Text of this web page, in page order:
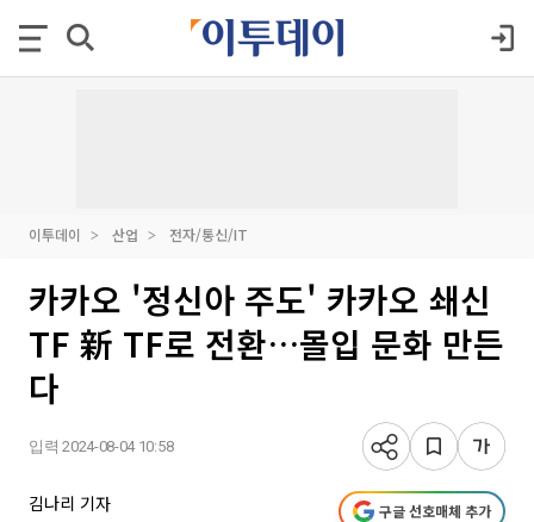
이투데이 산업 전자/통신/IT
카카오 '정신아 주도' 카카오 쇄신
TF 新 TF로 전환…몰입 문화 만든
다
입력 2024-08-04 10:58
김나리 기자 구글 선호매체 추가